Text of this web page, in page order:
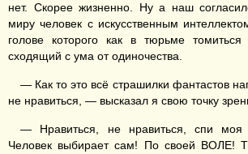
нет. Скорее жизненно. Ну а наш
миру человек с искусственным
голове которого как в тюрьме томиться
сходящий с ума от одиночества.
— Как то это всё страшилки фантастов
не нравиться, — высказал я свою точку
— Нравиться, не нравиться, спи моя
Человек выбирает сам! По своей ВОЛЕ!